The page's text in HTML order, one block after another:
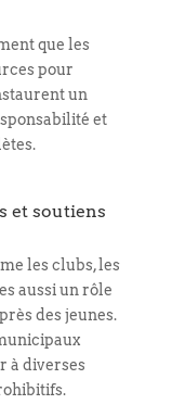
que les
pour
un
et
et soutiens
les clubs, les
aussi un rôle
des jeunes.
à diverses